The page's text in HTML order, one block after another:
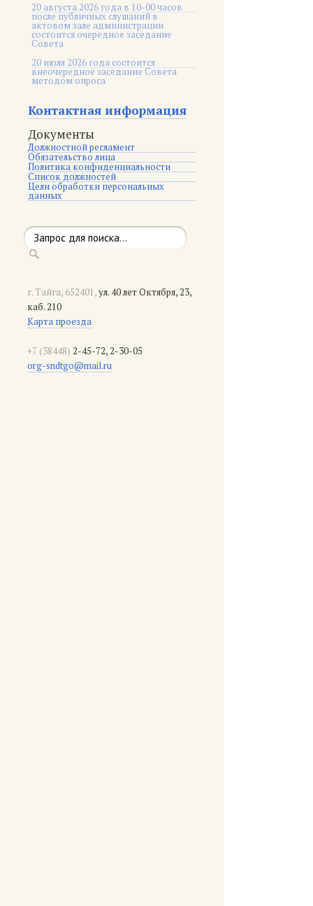
20 августа 2026 года в 10-00 часов
после публичных слушаний в
актовом зале администрации
состоится очередное заседание
Совета
20 июля 2026 года состоится
внеочередное заседание Совета
методом опроса
Контактная информация
Документы
Должностной регламент
Обязательство лица
Политика конфиденциальности
Список должностей
Цели обработки персональных
данных
г. Тайга, 652401,ул. 40 лет Октября, 23,
каб. 210
Карта проезда
+7 (38448) 2-45-72, 2-30-05
org-sndtgo@mail.ru